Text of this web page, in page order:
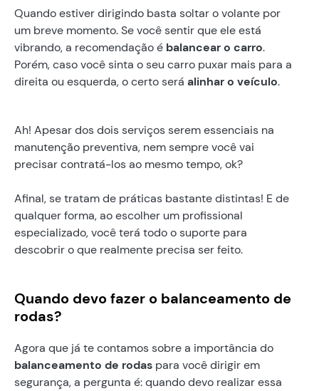
Quando estiver dirigindo basta soltar o volante por
um breve momento. Se você sentir que ele está
vibrando, a recomendação é balancear o carro.
Porém, caso você sinta o seu carro puxar mais para a
direita ou esquerda, o certo será alinhar o veículo.
Ah! Apesar dos dois serviços serem essenciais na
manutenção preventiva, nem sempre você vai
precisar contratá-los ao mesmo tempo, ok?
Afinal, se tratam de práticas bastante distintas! E de
qualquer forma, ao escolher um profissional
especializado, você terá todo o suporte para
descobrir o que realmente precisa ser feito.
Quando devo fazer o balanceamento de
rodas?
Agora que já te contamos sobre a importância do
balanceamento de rodas para você dirigir em
segurança, a pergunta é: quando devo realizar essa